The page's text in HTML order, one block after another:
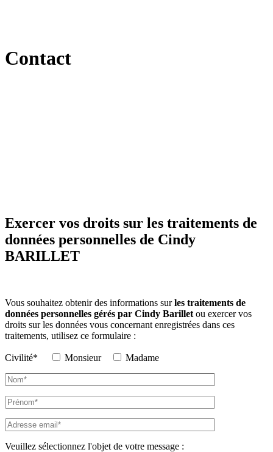
Contact
Exercer vos droits sur les traitements de
données personnelles de Cindy
BARILLET
Vous souhaitez obtenir des informations surles traitements de
données personnelles gérés par Cindy Barillet ou exercer vos
droits sur les données vous concernant enregistrées dans ces
traitements, utilisez ce formulaire :
Civilité* Monsieur Madame
Veuillez sélectionnez l'objet de votre message :